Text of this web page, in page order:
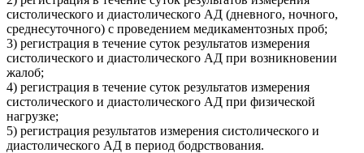
систолического и диастолического АД (дневного, ночного,
среднесуточного) с проведением медикаментозных проб;
3) регистрация в течение суток результатов измерения
систолического и диастолического АД при возникновении
жалоб;
4) регистрация в течение суток результатов измерения
систолического и диастолического АД при физической
нагрузке;
5) регистрация результатов измерения систолического и
диастолического АД в период бодрствования.